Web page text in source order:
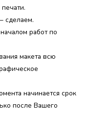
сделаем.
работ по
макета всю
начинается срок
после Вашего